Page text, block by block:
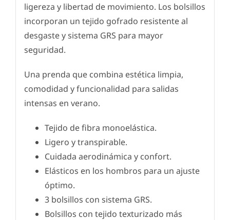
ligereza y libertad de movimiento. Los bolsillos
incorporan un tejido gofrado resistente al
desgaste y sistema GRS para mayor
seguridad.
Una prenda que combina estética limpia,
comodidad y funcionalidad para salidas
intensas en verano.
Tejido de fibra monoelástica.
Ligero y transpirable.
Cuidada aerodinámica y confort.
Elásticos en los hombros para un ajuste
óptimo.
3 bolsillos con sistema GRS.
Bolsillos con tejido texturizado más